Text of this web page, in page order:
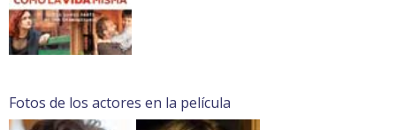
Fotos de los actores en la película